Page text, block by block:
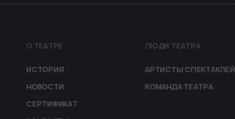
О ТЕАТРЕ
ИСТОРИЯ
НОВОСТИ
СЕРТИФИКАТ
ЛЮДИ ТЕАТРА
АРТИСТЫ СПЕКТАКЛЕЙ
КОМАНДА ТЕАТРА